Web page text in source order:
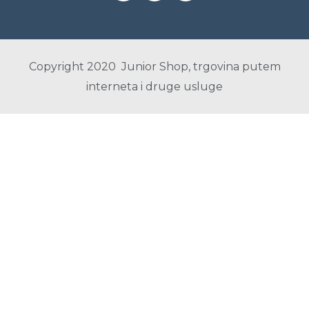
Copyright 2020 Junior Shop, trgovina putem
interneta i druge usluge